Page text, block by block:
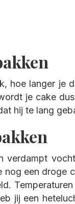
hoe langer je
je cake
hij te lang
verdampt
nog een droge
jij een